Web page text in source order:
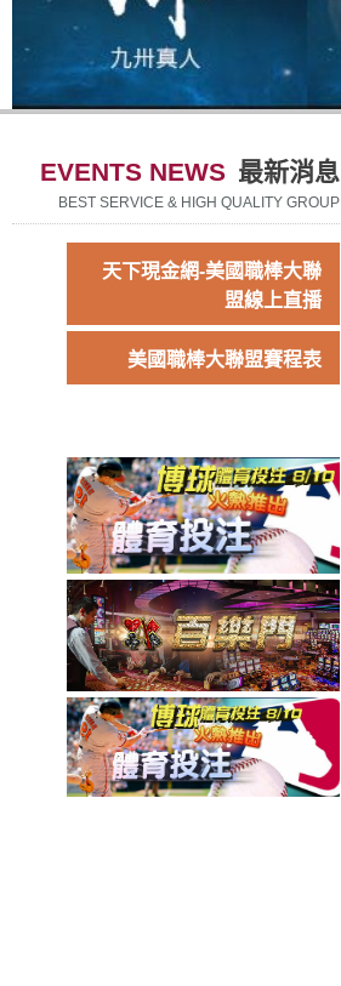
EVENTS NEWS 最新消息
BEST SERVICE & HIGH QUALITY GROUP
天下現金網-美國職棒大聯
盟線上直播
美國職棒大聯盟賽程表